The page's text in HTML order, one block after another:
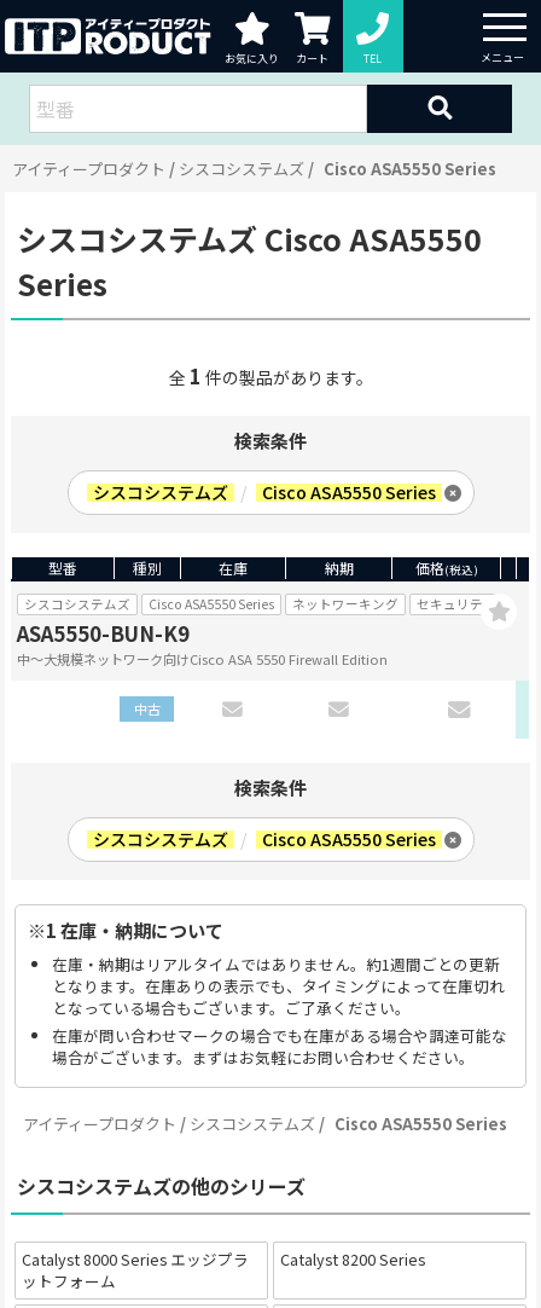
お気に入り カート TEL
アイティープロダクト シスコシステムズ Cisco ASA5550 Series
シスコシステムズ Cisco ASA5550
Series
全 1 件の製品があります。
検索条件
シスコシステムズ / Cisco ASA5550 Series
型番 種別 在庫 納期 価格(税込)
シスコシステムズ Cisco ASA5550 Series ネットワーキング セキュリティ
ASA5550-BUN-K9
中〜大規模ネットワーク向けCisco ASA 5550 Firewall Edition
中古
検索条件
シスコシステムズ / Cisco ASA5550 Series
※1 在庫・納期について
在庫・納期はリアルタイムではありません。約1週間ごとの更新
となります。在庫ありの表示でも、タイミングによって在庫切れ
となっている場合もございます。ご了承ください。
在庫が問い合わせマークの場合でも在庫がある場合や調達可能な
場合がございます。まずはお気軽にお問い合わせください。
アイティープロダクト シスコシステムズ Cisco ASA5550 Series
シスコシステムズの他のシリーズ
Catalyst 8000 Series エッジプラ
ットフォーム
Catalyst 8200 Series